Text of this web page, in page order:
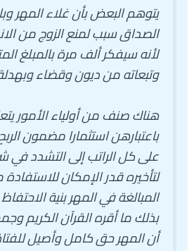
يتوهم البعض بأن غلاء المهر
الصداق سبب لمنع الزوج من
لأنه سيفكر ألف مرة بالمبلغ
وتبعاته من ديون وقضاء
هناك صنف من أولياء الأمور
باعتبارهن استثمارا مضمون
على كل الراتب إلى التشدد في
لتأخيره قدر الإمكان للاستفادة
المبالغة في المهر بنية
بذلك ما أقره القرآن الكريم
أن المهر حق كامل وأصيل